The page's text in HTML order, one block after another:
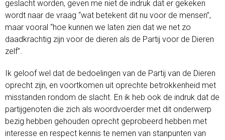
geslacht worden, geven me niet de indruk dat er gekeken
wordt naar de vraag “wat betekent dit nu voor de mensen”,
maar vooral “hoe kunnen we laten zien dat we net zo
daadkrachtig zijn voor de dieren als de Partij voor de Dieren
zelf”.
Ik geloof wel dat de bedoelingen van de Partij van de Dieren
oprecht zijn, en voortkomen uit oprechte betrokkenheid met
misstanden rondom de slacht. En ik heb ook de indruk dat de
partijgenoten die zich als woordvoerder met dit onderwerp
bezig hebben gehouden oprecht geprobeerd hebben met
interesse en respect kennis te nemen van stanpunten van